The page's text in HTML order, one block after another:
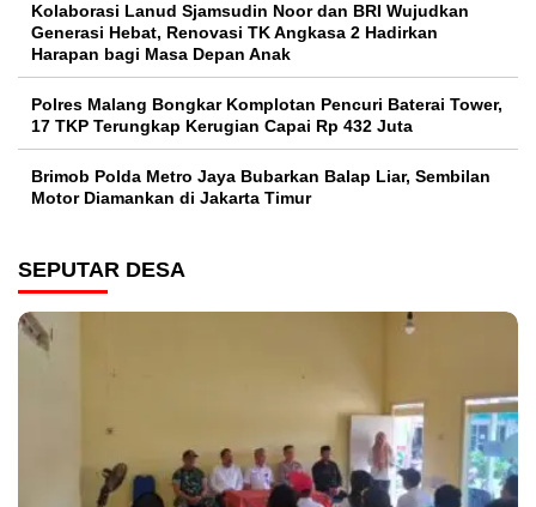
Kolaborasi Lanud Sjamsudin Noor dan BRI Wujudkan
Generasi Hebat, Renovasi TK Angkasa 2 Hadirkan
Harapan bagi Masa Depan Anak
Polres Malang Bongkar Komplotan Pencuri Baterai Tower,
17 TKP Terungkap Kerugian Capai Rp 432 Juta
Brimob Polda Metro Jaya Bubarkan Balap Liar, Sembilan
Motor Diamankan di Jakarta Timur
SEPUTAR DESA